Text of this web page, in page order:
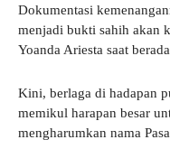
​Dokumentasi
menjadi bukti sahih akan
Yoanda Ariesta saat
​Kini, berlaga di hadapan
memikul harapan besar
mengharumkan nama